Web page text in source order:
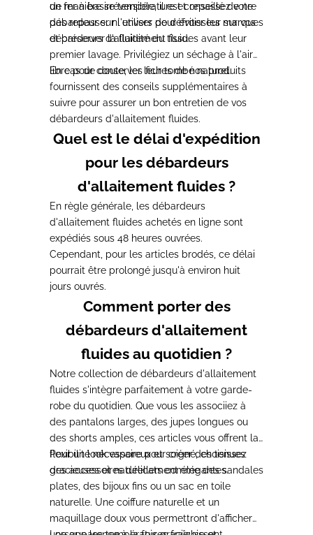
un fer à basse température et repassez votre
débardeur sur l'envers pour éviter les marques
et préserver la fluidité du tissu.
de manière irréversible, il est conseillé de ne
pas repasser ni utiliser de défroisseur sur vos
débardeurs d'allaitement fluides avant leur
premier lavage. Privilégiez un séchage à l'air
libre pour conserver leur tombé naturel.
En cas de doute, les fiches de nos produits
fournissent des conseils supplémentaires à
suivre pour assurer un bon entretien de vos
débardeurs d'allaitement fluides.
Quel est le délai d'expédition
pour les débardeurs
d'allaitement fluides ?
En règle générale, les débardeurs
d'allaitement fluides achetés en ligne sont
expédiés sous 48 heures ouvrées.
Cependant, pour les articles brodés, ce délai
pourrait être prolongé jusqu'à environ huit
jours ouvrés.
Comment porter des
débardeurs d'allaitement
fluides au quotidien ?
Notre collection de débardeurs d'allaitement
fluides s'intègre parfaitement à votre garde-
robe du quotidien. Que vous les associiez à
des pantalons larges, des jupes longues ou
des shorts amples, ces articles vous offrent la
flexibilité nécessaire pour créer des tenues
gracieuses et naturellement élégantes.
Pour un look vaporeux et soigné, choisissez
des accessoires délicats comme des sandales
plates, des bijoux fins ou un sac en toile
naturelle. Une coiffure naturelle et un
maquillage doux vous permettront d'afficher